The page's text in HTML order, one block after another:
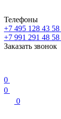
Телефоны
+7 495 128 43 58
+7 991 291 48 58
Заказать звонок
0
0
0